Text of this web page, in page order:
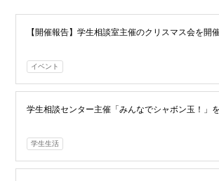
【開催報告】学生相談室主催のクリスマス会を開
イベント
学生相談センター主催「みんなでシャボン玉！」
学生生活